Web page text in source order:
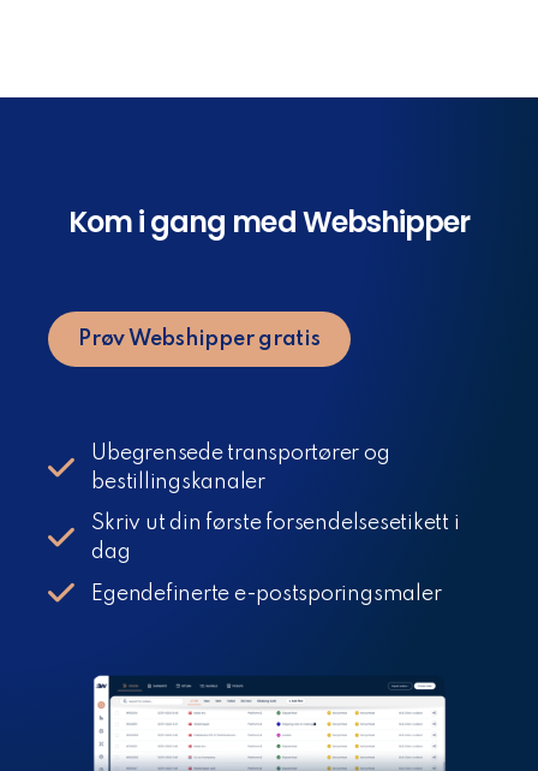
Kom i gang med Webshipper
Prøv Webshipper gratis
Ubegrensede transportører og
bestillingskanaler
Skriv ut din første forsendelsesetikett i
dag
Egendefinerte e-postsporingsmaler